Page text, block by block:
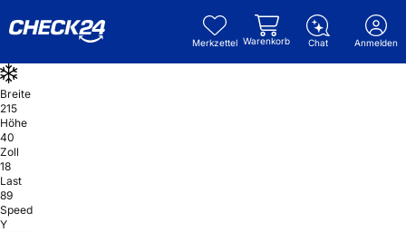
Merkzettel Warenkorb Chat Anmelden
Breite
215
Höhe
40
Zoll
18
Last
89
Speed
Y